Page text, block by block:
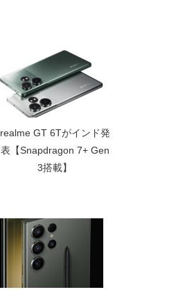
realme GT 6Tがインド発
表【Snapdragon 7+ Gen
3搭載】